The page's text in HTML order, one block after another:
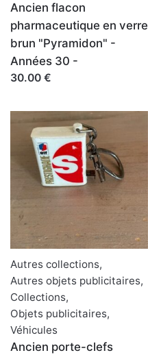
Ancien flacon
pharmaceutique en verre
brun "Pyramidon" -
Années 30 -
30.00 €
Autres collections,
Autres objets publicitaires,
Collections,
Objets publicitaires,
Véhicules
Ancien porte-clefs